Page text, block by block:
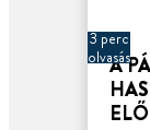
3 perc
olvasás
A